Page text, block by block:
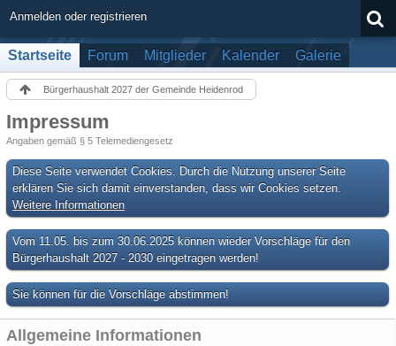
Anmelden oder registrieren
Startseite Forum Mitglieder Kalender Galerie
Bürgerhaushalt 2027 der Gemeinde Heidenrod
Impressum
Angaben gemäß § 5 Telemediengesetz
Diese Seite verwendet Cookies. Durch die Nutzung unserer Seite
erklären Sie sich damit einverstanden, dass wir Cookies setzen.
Weitere Informationen
Vom 11.05. bis zum 30.06.2025 können wieder Vorschläge für den
Bürgerhaushalt 2027 - 2030 eingetragen werden!
Sie können für die Vorschläge abstimmen!
Allgemeine Informationen